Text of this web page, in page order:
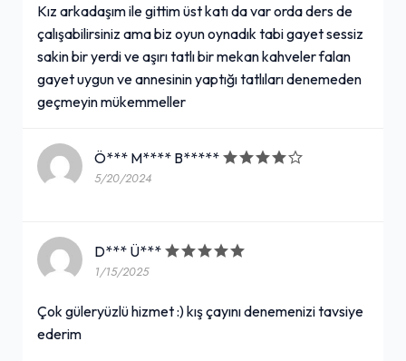
Kız arkadaşım ile gittim üst katı da var orda ders de
çalışabilirsiniz ama biz oyun oynadık tabi gayet sessiz
sakin bir yerdi ve aşırı tatlı bir mekan kahveler falan
gayet uygun ve annesinin yaptığı tatlıları denemeden
geçmeyin mükemmeller
Ö*** M**** B*****
5/20/2024
D*** Ü***
1/15/2025
Çok güleryüzlü hizmet :) kış çayını denemenizi tavsiye
ederim